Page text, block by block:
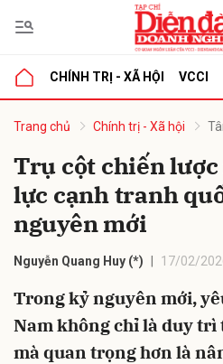
CHÍNH TRỊ - XÃ HỘI VCCI
Trang chủ Chính trị - Xã hội
Trụ cột chiến lược
lực cạnh tranh
nguyên mới
Nguyễn Quang Huy (*) 17/02/
Trong kỷ nguyên mới,
Nam không chỉ là duy trì
mà quan trọng hơn là
luận